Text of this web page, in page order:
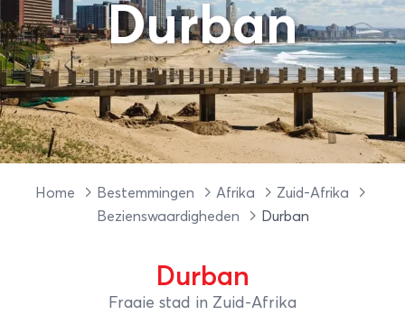
Durban
Home Bestemmingen Afrika
Zuid-Afrika
Bezienswaardigheden
Durban
Durban
Fraaie stad in Zuid-Afrika